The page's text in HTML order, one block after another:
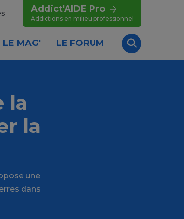
Addict'AIDE Pro
Addictions en milieu professionnel
LE MAG' LE FORUM
Recherche
la
la
une
dans